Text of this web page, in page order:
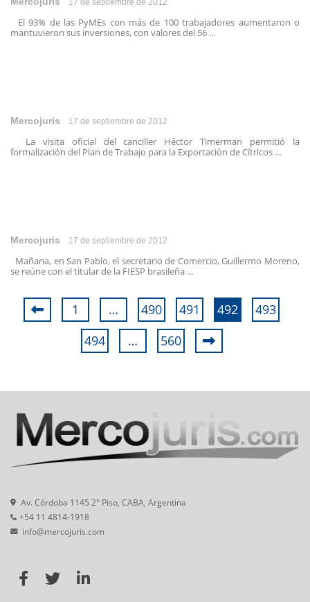
17 de septiembre de 2012
El 93% de las PyMEs con más de 100 trabajadores aumentaron o
mantuvieron sus inversiones, con valores del 56 ...
Mercojuris 17 de septiembre de 2012
La visita oficial del canciller Héctor Timerman permitió la
formalización del Plan de Trabajo para la Exportación de Cítricos ...
Mercojuris 17 de septiembre de 2012
Mañana, en San Pablo, el secretario de Comercio, Guillermo Moreno,
se reúne con el titular de la FIESP brasileña ...
1 … 490 491 492
493
494
… 560
Av. Córdoba 1145 2° Piso, CABA, Argentina
+54 11 4814-1918
info@mercojuris.com